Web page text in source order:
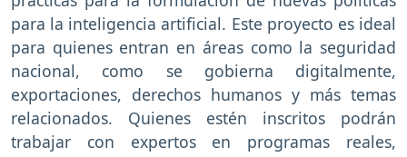
para la inteligencia artificial. Este proyecto es ideal
para quienes entran en áreas como la seguridad
nacional, como se gobierna digitalmente,
exportaciones, derechos humanos y más temas
relacionados. Quienes estén inscritos podrán
trabajar con expertos en programas reales,